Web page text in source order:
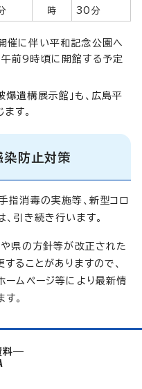
時
30分
に伴い平和記念公園へ
前9時頃に開館する予定
遺構展示館」も、広島平
す。
防止対策
指消毒の実施等、新型コロ
引き続き行います。
県の方針等が改正された
ることがありますので、
ームページ等により最新情
。
料